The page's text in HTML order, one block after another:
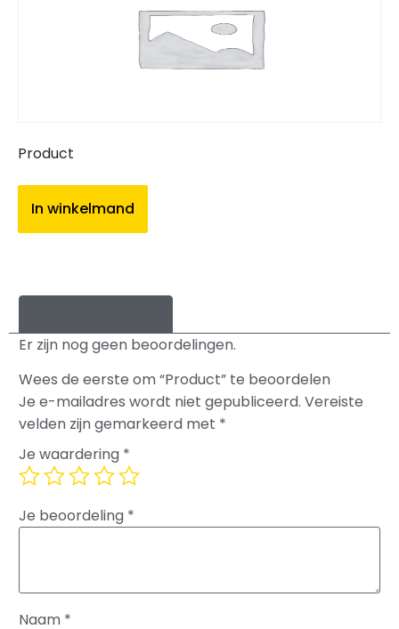
Product
In winkelmand
Er zijn nog geen beoordelingen.
Wees de eerste om “Product” te beoordelen
Je e-mailadres wordt niet gepubliceerd. Vereiste
velden zijn gemarkeerd met *
Je waardering *
Je beoordeling *
Naam *